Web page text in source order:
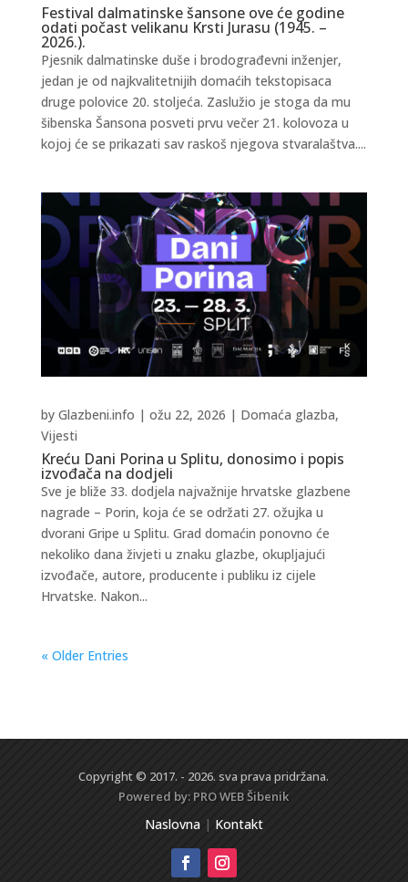
Festival dalmatinske šansone ove će godine
odati počast velikanu Krsti Jurasu (1945. –
2026.).
Pjesnik dalmatinske duše i brodograđevni inženjer,
jedan je od najkvalitetnijih domaćih tekstopisaca
druge polovice 20. stoljeća. Zaslužio je stoga da mu
šibenska Šansona posveti prvu večer 21. kolovoza u
kojoj će se prikazati sav raskoš njegova stvaralaštva....
Kreću Dani Porina u Splitu, donosimo i popis
izvođača na dodjeli
by Glazbeni.info | ožu 22, 2026 | Domaća glazba,
Vijesti
Sve je bliže 33. dodjela najvažnije hrvatske glazbene
nagrade – Porin, koja će se održati 27. ožujka u
dvorani Gripe u Splitu. Grad domaćin ponovno će
nekoliko dana živjeti u znaku glazbe, okupljajući
izvođače, autore, producente i publiku iz cijele
Hrvatske. Nakon...
« Older Entries
Copyright © 2017. - 2026. sva prava pridržana.
Powered by: PRO WEBŠibenik
Naslovna| Kontakt